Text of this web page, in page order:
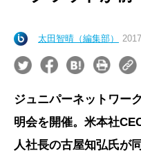
太田智晴（編集部）
ジュニパーネットワー
明会を開催。米本社
人社長の古屋知弘氏が